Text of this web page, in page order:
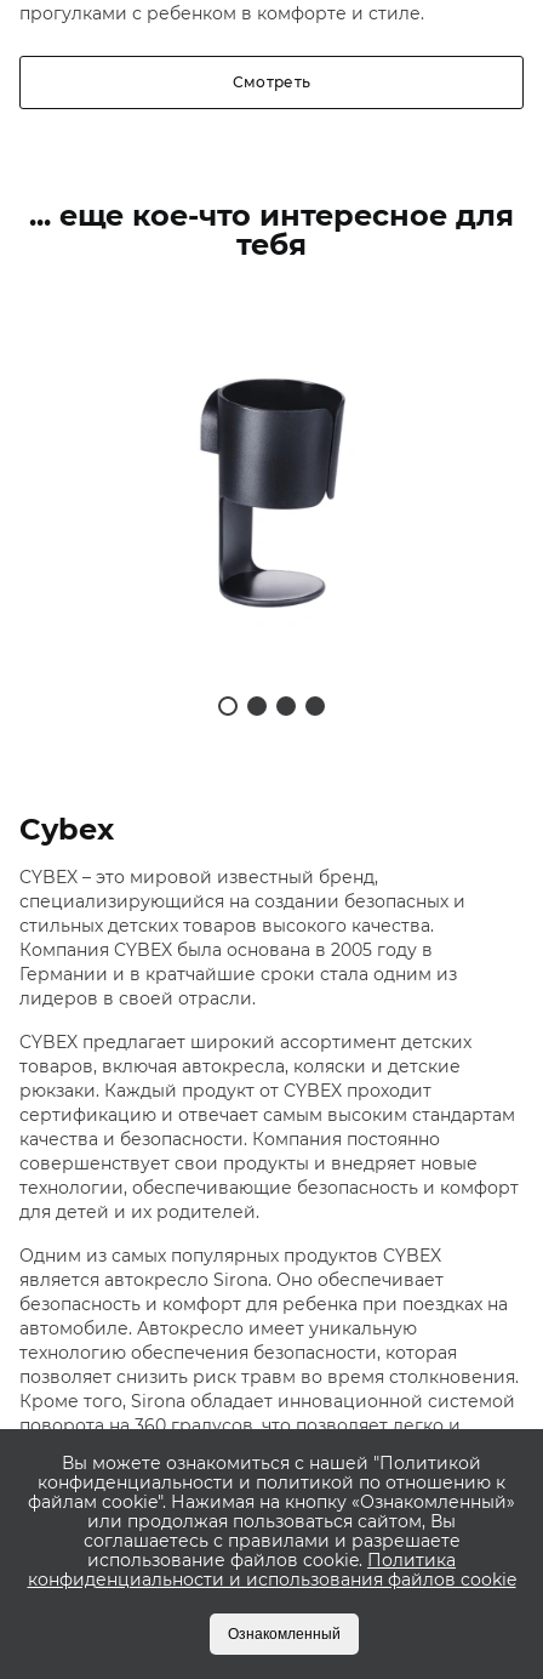
прогулками с ребенком в комфорте и стиле.
Смотреть
... еще кое-что интересное для
тебя
Cybex
CYBEX – это мировой известный бренд,
специализирующийся на создании безопасных и
стильных детских товаров высокого качества.
Компания CYBEX была основана в 2005 году в
Германии и в кратчайшие сроки стала одним из
лидеров в своей отрасли.
CYBEX предлагает широкий ассортимент детских
товаров, включая автокресла, коляски и детские
рюкзаки. Каждый продукт от CYBEX проходит
сертификацию и отвечает самым высоким стандартам
качества и безопасности. Компания постоянно
совершенствует свои продукты и внедряет новые
технологии, обеспечивающие безопасность и комфорт
для детей и их родителей.
Одним из самых популярных продуктов CYBEX
является автокресло Sirona. Оно обеспечивает
безопасность и комфорт для ребенка при поездках на
автомобиле. Автокресло имеет уникальную
технологию обеспечения безопасности, которая
позволяет снизить риск травм во время столкновения.
Кроме того, Sirona обладает инновационной системой
поворота на 360 градусов, что позволяет легко и
CYBEX также предлагает широкий выбор прогулочных
колясок, сочетающих в себе безопасность, комфорт и
стильный дизайн. Коляски CYBEX имеют разные
варианты сборки и компактности, что позволяет
отвечать потребностям разных семей. Кроме того
CYBEX предлагает широкий выбор аксессуаров для
своих продуктов, которые помогут обеспечить
Вы можете ознакомиться с нашей "Политикой
конфиденциальности и политикой по отношению к
файлам cookie". Нажимая на кнопку «Ознакомленный»
или продолжая пользоваться сайтом, Вы
соглашаетесь с правилами и разрешаете
использование файлов cookie. Политика
конфиденциальности и использования файлов cookie
Ознакомленный